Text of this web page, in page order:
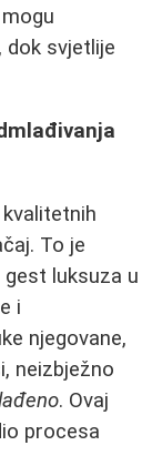
dok svjetlije
To je
luksuza u
i
njegovane,
neizbježno
. Ovaj
procesa